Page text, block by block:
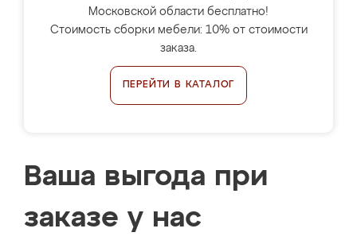
Московской области бесплатно!
Стоимость сборки мебели: 10% от стоимости
заказа.
ПЕРЕЙТИ В КАТАЛОГ
Ваша выгода при
заказе у нас